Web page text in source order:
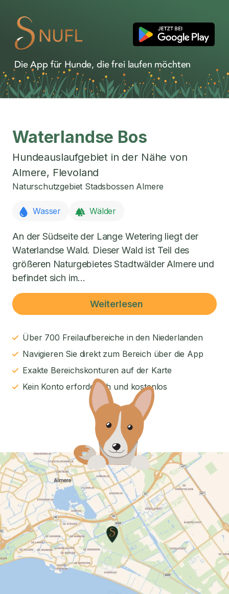
Die App für Hunde, die frei laufen möchten
Waterlandse Bos
Hundeauslaufgebiet in der Nähe von
Almere, Flevoland
Naturschutzgebiet Stadsbossen Almere
Wasser Wälder
An der Südseite der Lange Wetering liegt der
Waterlandse Wald. Dieser Wald ist Teil des
größeren Naturgebietes Stadtwälder Almere und
befindet sich im...
Weiterlesen
Über 700 Freilaufbereiche in den Niederlanden
Navigieren Sie direkt zum Bereich über die App
Exakte Bereichskonturen auf der Karte
Kein Konto erforderlich und kostenlos